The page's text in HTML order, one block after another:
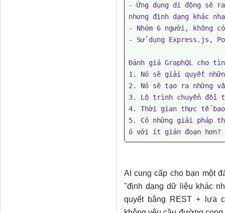
- Ứng dụng di động sẽ
nhưng định dạng khác
- Nhóm 6 người, không
- Sử dụng Express.js,
Đánh giá GraphQL cho
1. Nó sẽ giải quyết
2. Nó sẽ tạo ra những
3. Lộ trình chuyển đổi
4. Thời gian thực tế bao
5. Có những giải pháp
ó với ít gián đoạn hơn?
AI cung cấp cho bạn một
"định dạng dữ liệu khác
quyết bằng REST + lựa